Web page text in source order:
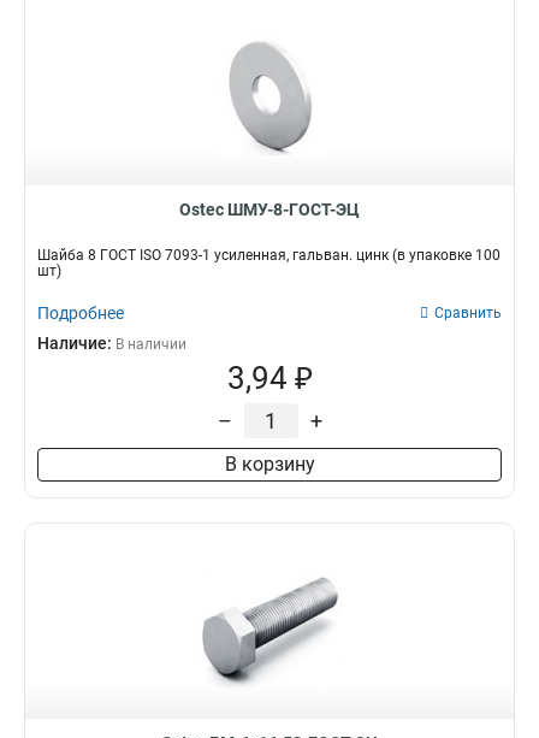
Ostec ШМУ-8-ГОСТ-ЭЦ
Шайба 8 ГОСТ ISO 7093-1 усиленная, гальван. цинк (в упаковке 100
шт)
Подробнее Сравнить
Наличие: В наличии
3,94 ₽
– +
В корзину